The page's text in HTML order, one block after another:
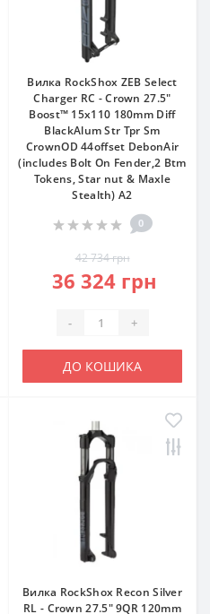
Вилка RockShox ZEB Select
Charger RC - Crown 27.5"
Boost™ 15x110 180mm Diff
BlackAlum Str Tpr Sm
CrownOD 44offset DebonAir
(includes Bolt On Fender,2 Btm
Tokens, Star nut & Maxle
Stealth) A2
0
42 734 грн
36 324 грн
- +
ДО КОШИКА
Вилка RockShox Recon Silver
RL - Crown 27.5" 9QR 120mm